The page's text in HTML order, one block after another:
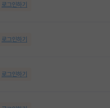
로그인하기
로그인하기
로그인하기